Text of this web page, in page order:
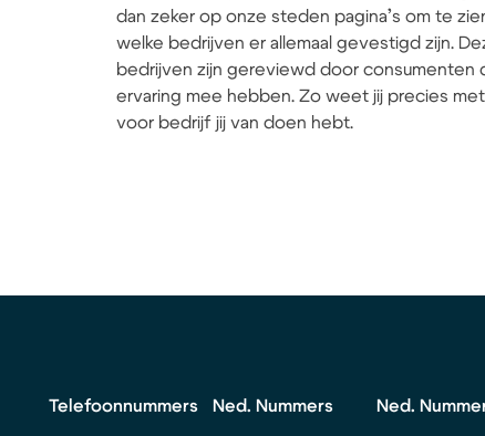
dan zeker op onze steden pagina’s om te
welke bedrijven er allemaal gevestigd zijn.
bedrijven zijn gereviewd door consumenten
ervaring mee hebben. Zo weet jij precies
voor bedrijf jij van doen hebt.
Telefoonnummers Ned. Nummers Ned.